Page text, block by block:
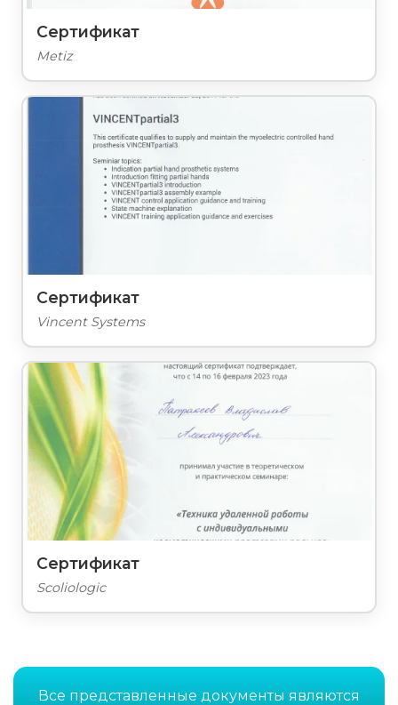
Сертификат
Metiz
Сертификат
Vincent Systems
Сертификат
Scoliologic
Все представленные документы являются